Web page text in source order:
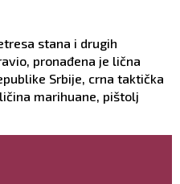
stana i drugih
pronađena je lična
Srbije, crna taktička
marihuane, pištolj